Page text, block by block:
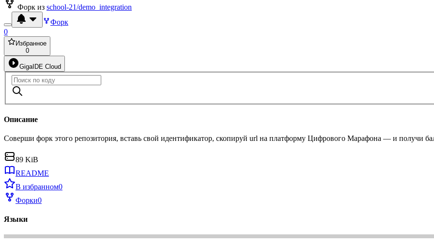
Форк из school-21/demo_integration
Форк
0
Избранное
0
GigaIDE Cloud
Описание
Соверши форк этого репозитория, вставь свой идентификатор, скопируй url на платформу Цифрового Марафона — и получи
89 KiB
README
В избранном0
Форки0
Языки